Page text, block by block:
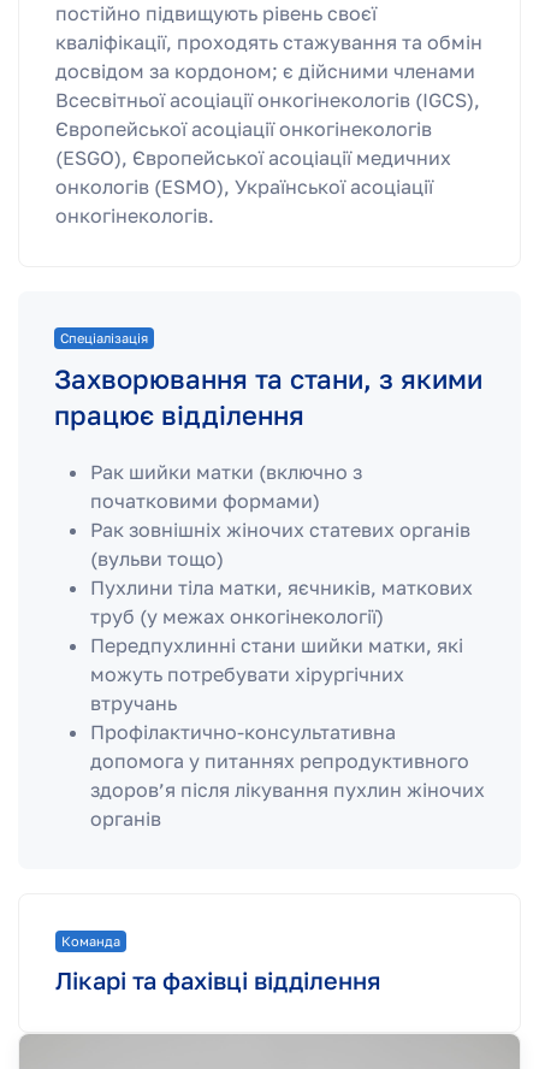
постійно підвищують рівень своєї
кваліфікації, проходять стажування та обмін
досвідом за кордоном; є дійсними членами
Всесвітньої асоціації онкогінекологів (IGCS),
Європейської асоціації онкогінекологів
(ESGO), Європейської асоціації медичних
онкологів (ESMO), Української асоціації
онкогінекологів.
Спеціалізація
Захворювання та стани, з якими
працює відділення
Рак шийки матки (включно з
початковими формами)
Рак зовнішніх жіночих статевих органів
(вульви тощо)
Пухлини тіла матки, яєчників, маткових
труб (у межах онкогінекології)
Передпухлинні стани шийки матки, які
можуть потребувати хірургічних
втручань
Профілактично-консультативна
допомога у питаннях репродуктивного
здоров’я після лікування пухлин жіночих
органів
Команда
Лікарі та фахівці відділення